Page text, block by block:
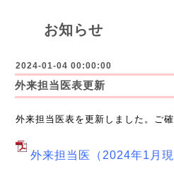
お知らせ
2024-01-04 00:00:00
外来担当医表更新
外来担当医表を更新しました。ご確
外来担当医（2024年1月現